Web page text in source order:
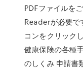
PDFファイルを
Readerが必要で
コンをクリック
健康保険の各種
のしくみ 申請書